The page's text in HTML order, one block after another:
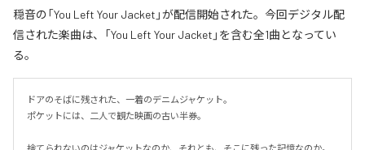
穏音の「You Left Your Jacket」が配信開始された。今回デジタル配
信された楽曲は、「You Left Your Jacket」を含む全1曲となってい
る。
ドアのそばに残された、一着のデニムジャケット。
ポケットには、二人で観た映画の古い半券。
捨てられないのはジャケットなのか、それとも、そこに残った記憶なのか。